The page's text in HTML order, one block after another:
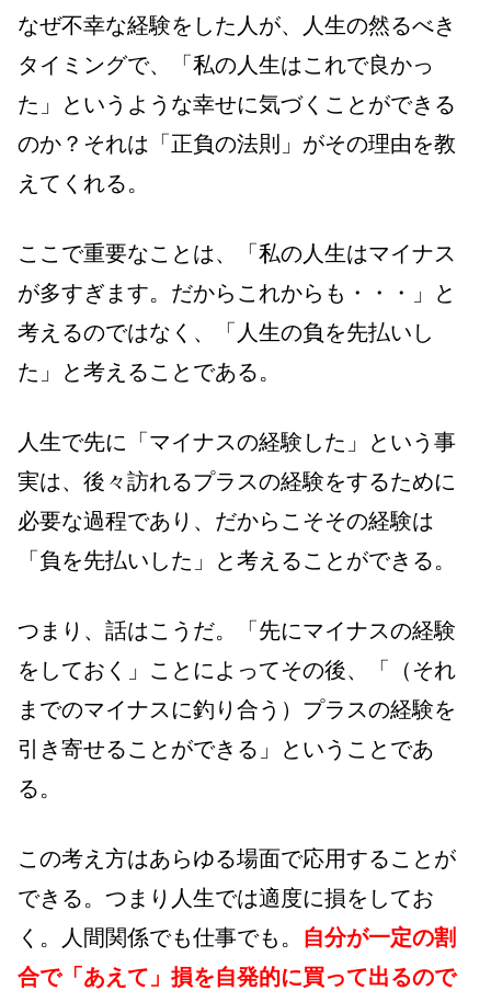
なぜ不幸な経験をした人が、人生の然るべき
タイミングで、「私の人生はこれで良かっ
た」というような幸せに気づくことができる
のか？それは「正負の法則」がその理由を教
えてくれる。
ここで重要なことは、「私の人生はマイナス
が多すぎます。だからこれからも・・・」と
考えるのではなく、「人生の負を先払いし
た」と考えることである。
人生で先に「マイナスの経験した」という事
実は、後々訪れるプラスの経験をするために
必要な過程であり、だからこそその経験は
「負を先払いした」と考えることができる。
つまり、話はこうだ。「先にマイナスの経験
をしておく」ことによってその後、「（それ
までのマイナスに釣り合う）プラスの経験を
引き寄せることができる」ということであ
る。
この考え方はあらゆる場面で応用することが
できる。つまり人生では適度に損をしてお
く。人間関係でも仕事でも。 自分が一定の割
合で「あえて」損を自発的に買って出るので